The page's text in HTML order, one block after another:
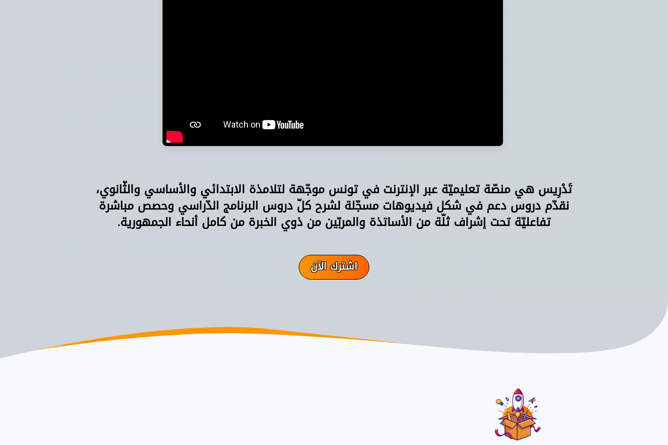
تَدْرِيس هي منصّة تعليميّة عبر الإنترنت في تونس موجّهة لتلامذة الابتدائي والأساسي والثّانوي،
نقدّم دروس دعم في شكل فيديوهات مسجّلة لشرح كلّ دروس البرنامج الدّراسي وحصص مباشرة
تفاعليّة تحت إشراف ثلّة من الأساتذة والمربّين من ذوي الخبرة من كامل أنحاء الجمهورية.
اشترك الآن